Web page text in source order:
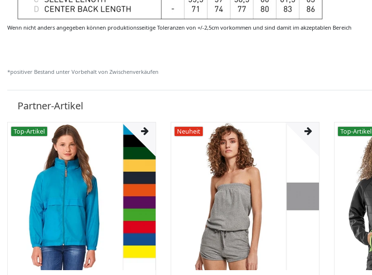
Wenn nicht anders angegeben können produktionsseitige Toleranzen von +/-2,5cm vorkommen und sind damit im akzeptablen Bereich
*positiver Bestand unter Vorbehalt von Zwischenverkäufen
Partner-Artikel
Top-Artikel Neuheit Top-Artikel